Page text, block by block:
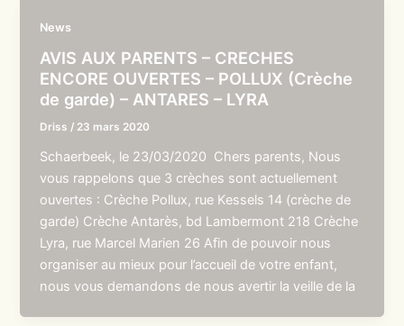
News
AVIS AUX PARENTS – CRECHES
ENCORE OUVERTES – POLLUX (Crèche
de garde) – ANTARES – LYRA
Driss / 23 mars 2020
Schaerbeek, le 23/03/2020 Chers parents, Nous
vous rappelons que 3 crèches sont actuellement
ouvertes : Crèche Pollux, rue Kessels 14 (crèche de
garde) Crèche Antarès, bd Lambermont 218 Crèche
Lyra, rue Marcel Marien 26 Afin de pouvoir nous
organiser au mieux pour l’accueil de votre enfant,
nous vous demandons de nous avertir la veille de la